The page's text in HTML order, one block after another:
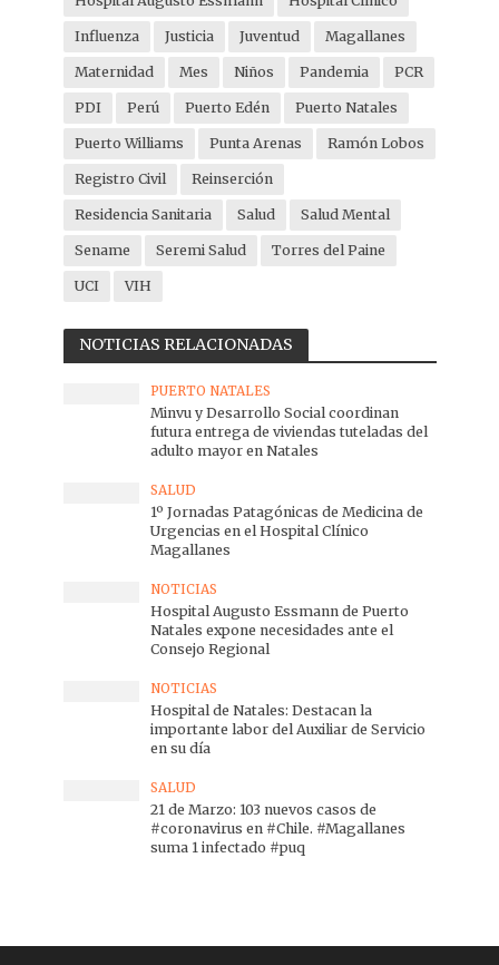
Influenza Justicia Juventud Magallanes
Maternidad Mes Niños Pandemia PCR
PDI Perú Puerto Edén Puerto Natales
Puerto Williams Punta Arenas Ramón Lobos
Registro Civil Reinserción
Residencia Sanitaria Salud Salud Mental
Sename Seremi Salud Torres del Paine
UCI VIH
NOTICIAS RELACIONADAS
PUERTO NATALES
Minvu y Desarrollo Social coordinan
futura entrega de viviendas tuteladas del
adulto mayor en Natales
SALUD
1º Jornadas Patagónicas de Medicina de
Urgencias en el Hospital Clínico
Magallanes
NOTICIAS
Hospital Augusto Essmann de Puerto
Natales expone necesidades ante el
Consejo Regional
NOTICIAS
Hospital de Natales: Destacan la
importante labor del Auxiliar de Servicio
en su día
SALUD
21 de Marzo: 103 nuevos casos de
#coronavirus en #Chile. #Magallanes
suma 1 infectado #puq